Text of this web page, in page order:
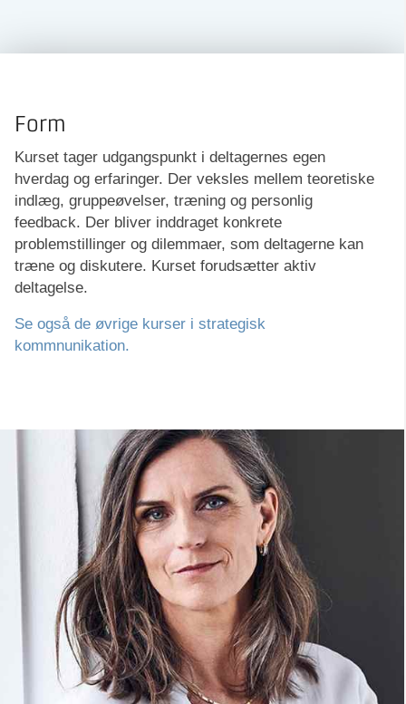
Form
Kurset tager udgangspunkt i deltagernes egen
hverdag og erfaringer. Der veksles mellem teoretiske
indlæg, gruppeøvelser, træning og personlig
feedback. Der bliver inddraget konkrete
problemstillinger og dilemmaer, som deltagerne kan
træne og diskutere. Kurset forudsætter aktiv
deltagelse.
Se også de øvrige kurser i strategisk
kommnunikation.